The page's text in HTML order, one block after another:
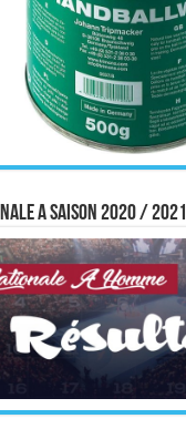
A saison 2020 / 2021